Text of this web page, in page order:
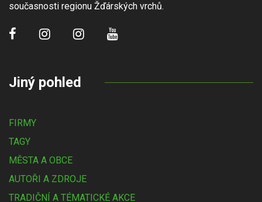
současnosti regionu Žďárských vrchů.
Jiný pohled
FIRMY
TAGY
MĚSTA A OBCE
AUTOŘI A ZDROJE
TRADIČNÍ A TÉMATICKÉ AKCE